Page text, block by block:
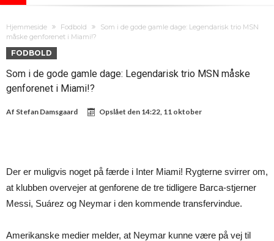
Kevin De Bruyne: På vej mod en ny fodboldhorisont?
Hjemmeside Fodbold
Som i de gode gamle dage: Legendarisk trio MSN
måske genforenet i Miami!?
FODBOLD
Som i de gode gamle dage: Legendarisk trio MSN måske
genforenet i Miami!?
Af Stefan Damsgaard Opslået den 14:22, 11 oktober
Der er muligvis noget på færde i Inter Miami! Rygterne svirrer om,
at klubben overvejer at genforene de tre tidligere Barca-stjerner
Messi, Suárez og Neymar i den kommende transfervindue.
Amerikanske medier melder, at Neymar kunne være på vej til